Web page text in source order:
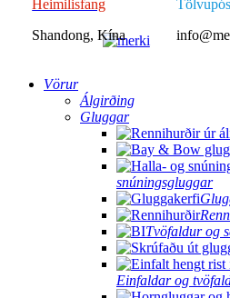
Heimilisfang
Shandong, Kína
Vörur
Álgirðing
Gluggar
snúningsgluggar
Tvöfaldur og
Einfaldar og